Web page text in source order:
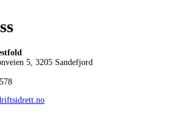
5, 3205 Sandefjord